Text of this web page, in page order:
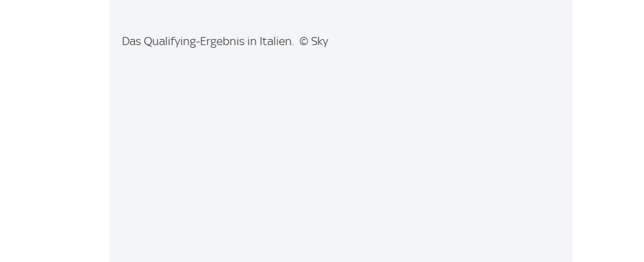
IDas Qualifying-Ergebnis in Italien. © Sky